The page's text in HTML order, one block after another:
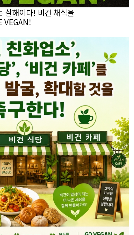
해이다! 비건 채식을
VEGAN!